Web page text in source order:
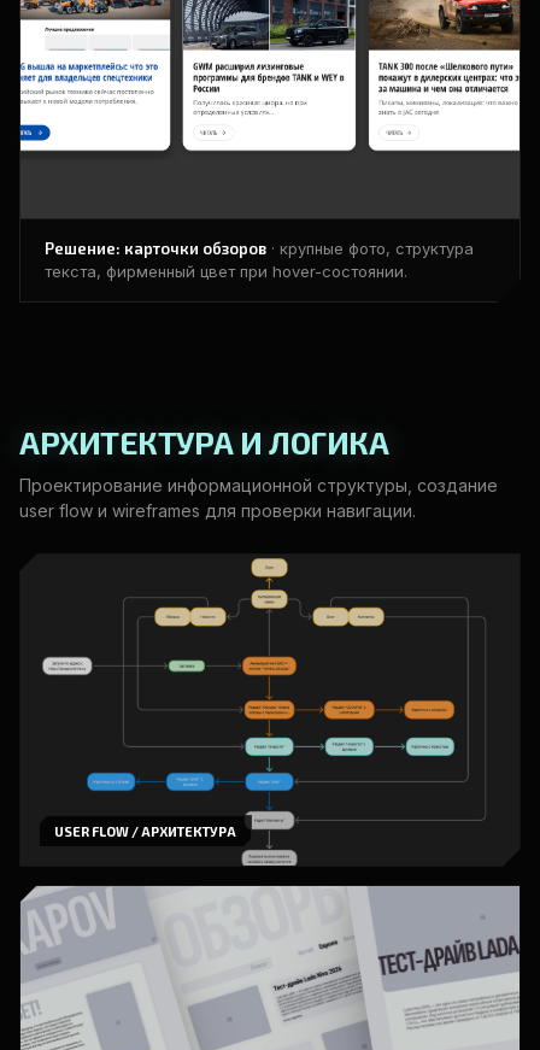
Решение: карточки обзоров · крупные фото, структура
текста, фирменный цвет при hover-состоянии.
АРХИТЕКТУРА И ЛОГИКА
Проектирование информационной структуры, создание
user flow и wireframes для проверки навигации.